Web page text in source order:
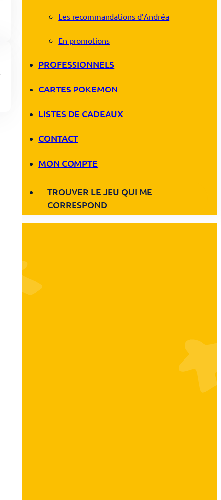
Les recommandations d’Andréa
En promotions
PROFESSIONNELS
CARTES POKEMON
LISTES DE CADEAUX
CONTACT
MON COMPTE
TROUVER LE JEU QUI ME
CORRESPOND